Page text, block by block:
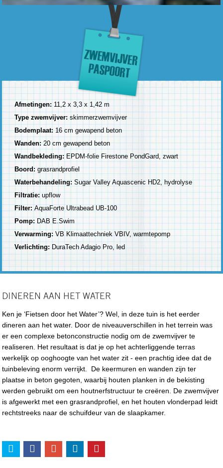
Afmetingen:11,2 x 3,3 x 1,42 m
Type zwemvijver:skimmerzwemvijver
Bodemplaat: 16 cm gewapend beton
Wanden:20 cm gewapend beton
Wandbekleding:EPDM-folie Firestone PondGard, zwart
Boord:grasrandprofiel
Waterbehandeling:Sugar Valley Aquascenic HD2, hydrolyse
Filtratie:upflow
Filter:AquaForte Ultrabead UB-100
Pomp: DAB E.Swim
Verwarming:VB Klimaattechniek VBIV, warmtepomp
Verlichting:DuraTech Adagio Pro, led
DINEREN AAN HET WATER
Ken je ‘Fietsen door het Water’? Wel, in deze tuin is het eerder
dineren aan het water. Door de niveauverschillen in het terrein was
er een complexe betonconstructie nodig om de zwemvijver te
realiseren. Het resultaat is dat je op het achterliggende terras
werkelijk op ooghoogte van het water zit - een prachtig idee dat de
tuinbeleving enorm verrijkt. De keermuren en wanden zijn ter
plaatse in beton gegoten, waarbij houten planken in de bekisting
werden gebruikt om een houtnerfstructuur te creëren. De zwemvijver
is afgewerkt met een grasrandprofiel, en het houten vlonderpad leidt
rechtstreeks naar de schuifdeur van de slaapkamer.